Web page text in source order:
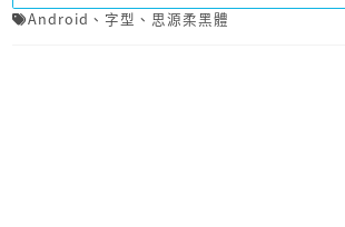
Android 、 字型 、 思源柔黑體